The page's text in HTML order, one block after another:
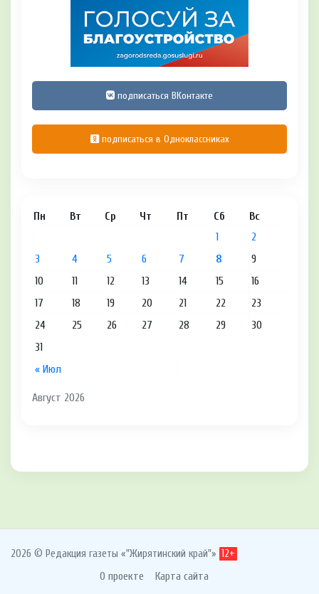
подписаться ВКонтакте
подписаться в Одноклассниках
Август 2026
Пн Вт Ср Чт Пт Сб Вс
« Июл
1
2
3
4 5 6 7 8
9
10
11 12 13 14 15
16
17
18 19 20 21 22
23
24
25 26 27 28 29
30
31
2026 © Редакция газеты «"Жирятинский край"» 12+
О проекте Карта сайта